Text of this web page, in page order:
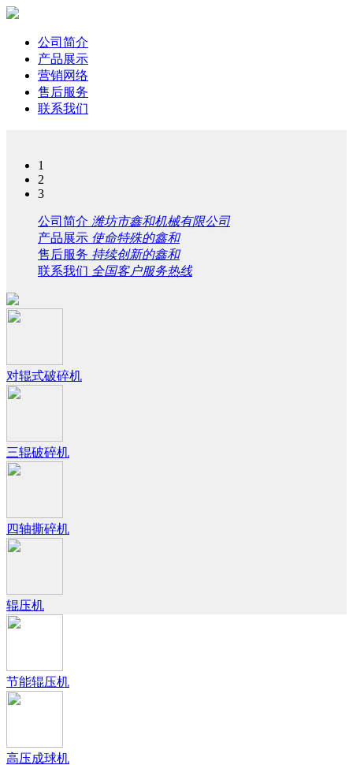
公司简介
产品展示
营销网络
售后服务
联系我们
1
2
3
公司简介 潍坊市鑫和机械有限公司
产品展示 使命特殊的鑫和
售后服务 持续创新的鑫和
联系我们 全国客户服务热线
对辊式破碎机
三辊破碎机
四轴撕碎机
辊压机
节能辊压机
高压成球机